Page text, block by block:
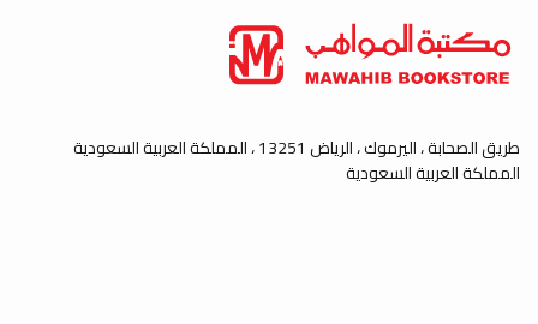
طريق الصحابة ، اليرموك ، الرياض 13251 ، المملكة العربية السعودية
المملكة العربية السعودية